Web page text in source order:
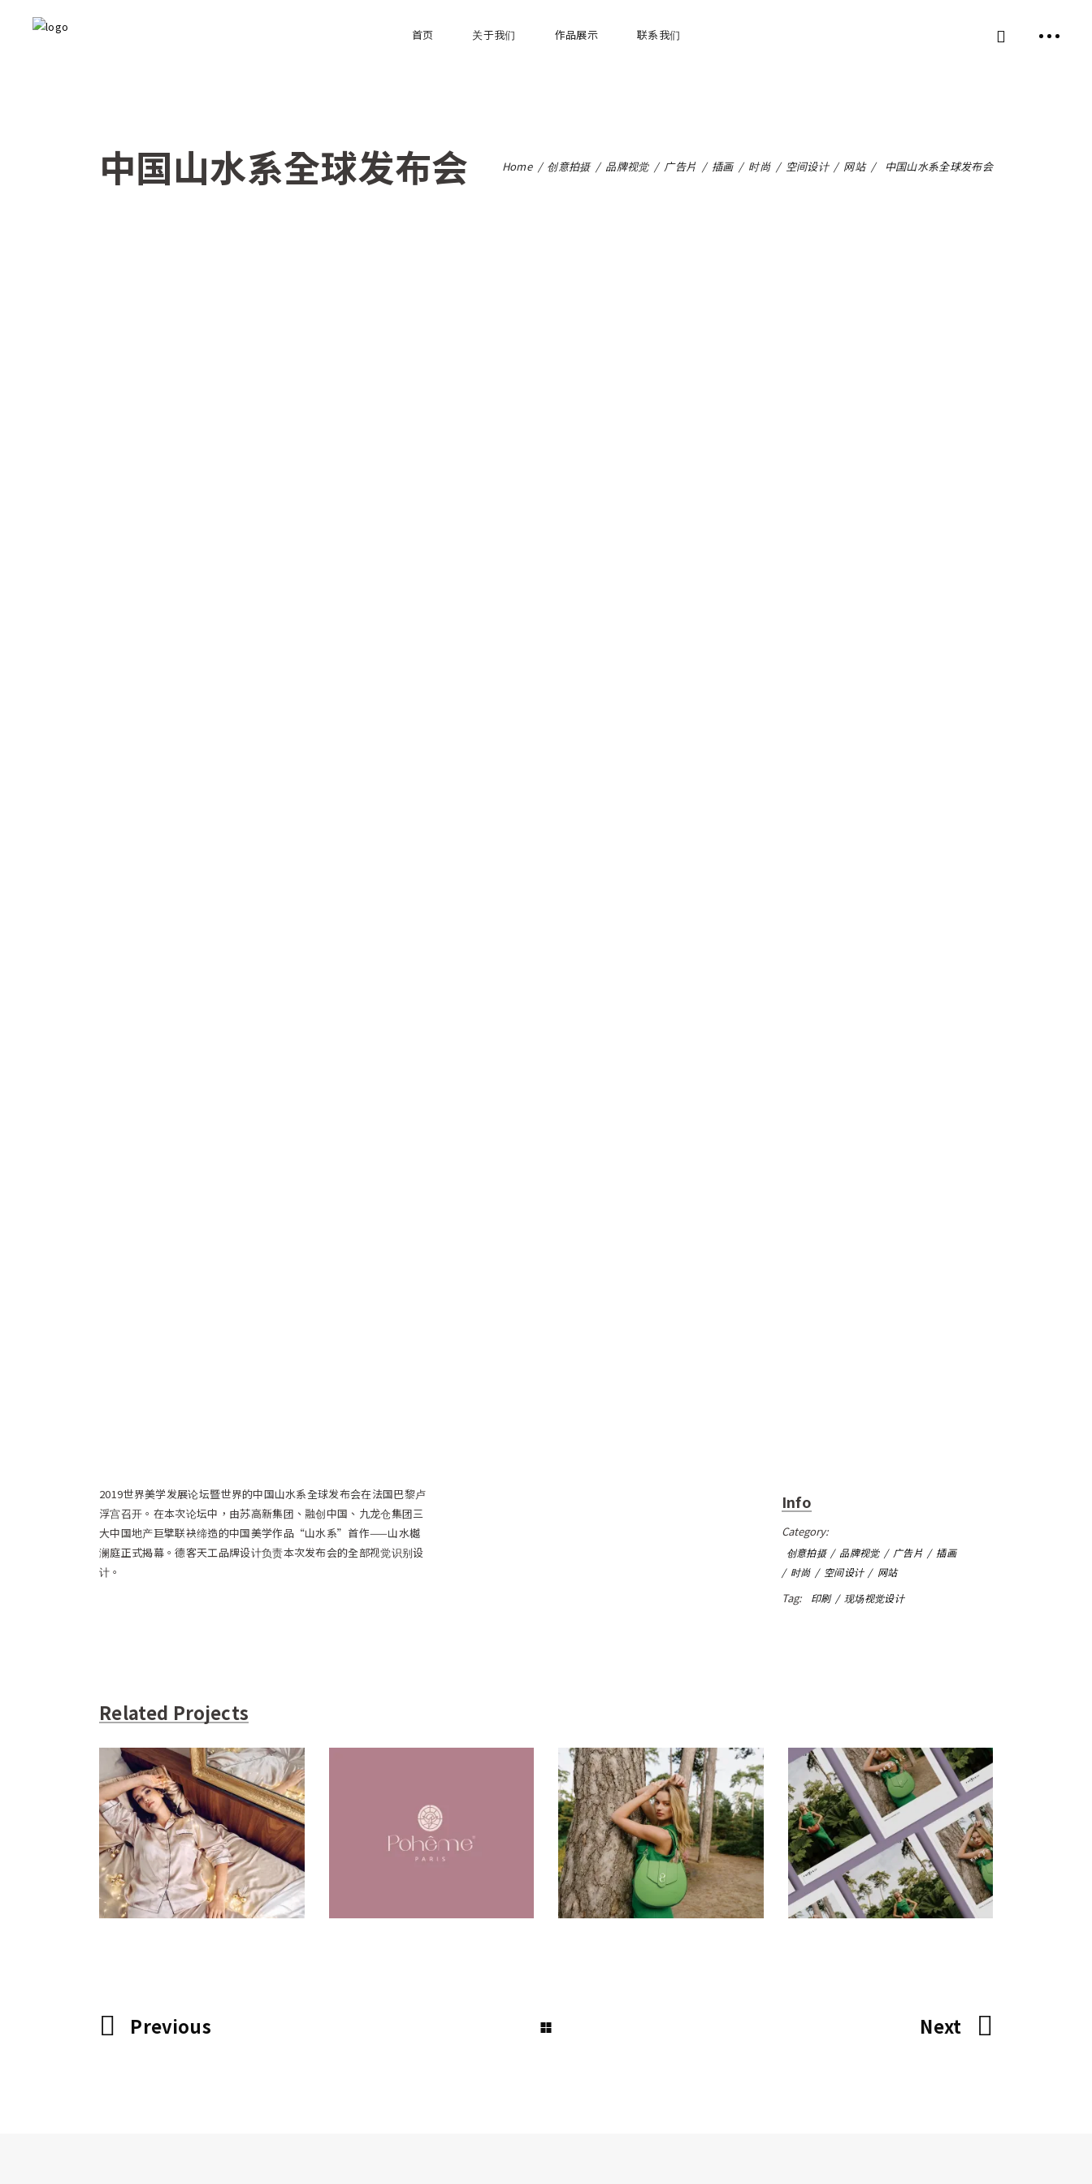
首页 关于我们 作品展示 联系我们
中国山水系全球发布会 Home/ 创意拍摄/ 品牌视觉/ 广告片 / 插画/ 时尚/ 空间设计/ 网站/ 中国山水系全球发布会
2019世界美学发展论坛暨世界的中国山水系全球发布会在法国巴黎卢
浮宫召开。在本次论坛中，由苏高新集团、融创中国、九龙仓集团三
大中国地产巨擘联袂缔造的中国美学作品“山水系”首作——山水樾
澜庭正式揭幕。德客天工品牌设计负责本次发布会的全部视觉识别设
计。
Info
Category:
创意拍摄 品牌视觉 广告片
插画
时尚
空间设计 网站
Tag: 印刷 现场视觉设计
Related Projects
Soieplus 外拍
创意拍摄品牌视觉广告片插画时
尚空间设计网站
Poheme
创意拍摄 品牌视觉 广告片
尚空间设计 网站
Frederic22 外拍
创意拍摄品牌视觉广告片插画时
尚空间设计网站
Frederic22 手册
创意拍摄品牌视觉广告片 插画时
尚空间设计网站
Previous Next